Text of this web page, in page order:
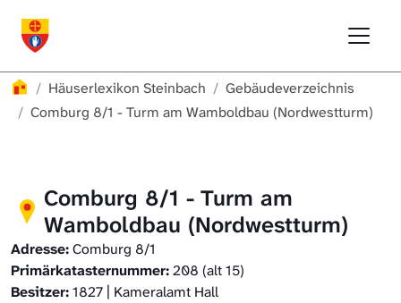
Häuserlexikon
Häuserlexikon Steinbach
Gebäudeverzeichnis
Comburg 8/1 - Turm am Wamboldbau (Nordwestturm)
Comburg 8/1 - Turm am
Wamboldbau (Nordwestturm)
Adresse:Comburg 8/1
Primärkatasternummer:208 (alt 15)
Besitzer:1827 | Kameralamt Hall
Häuserlexikon Steinbach
Digitale Nachschlagewerke